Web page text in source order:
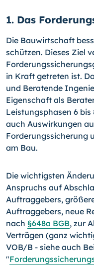
1. Das
Die Bauwirtschaft
schützen. Dieses Ziel
in Kraft getreten ist.
und Beratende
Eigenschaft als
Leistungsphasen 6 bis
auch Auswirkungen
Forderungssicherung
am Bau.
Die wichtigsten
Anspruchs auf
Auftraggebers,
Auftraggebers, neue
nach §648a BGB, zur
Verträgen (ganz
VOB/B - siehe auch
"